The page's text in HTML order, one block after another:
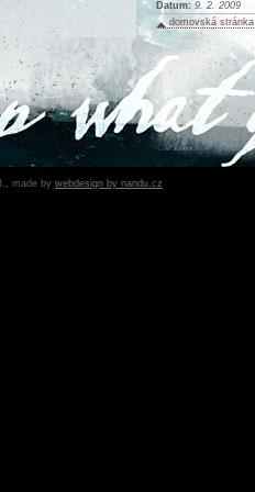
Datum: 9. 2. 2009
domovská stránka
made by webdesign by nandu.cz